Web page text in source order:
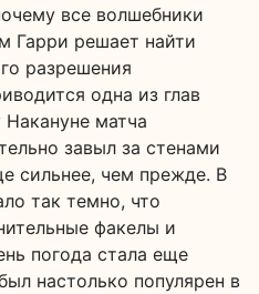
все волшебники
Гарри решает найти
разрешения
одна из глав
матча
завыл за стенами
сильнее, чем прежде. В
так темно, что
факелы и
погода стала еще
настолько популярен в